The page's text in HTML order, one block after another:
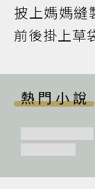
披上媽媽縫
前後掛上草
熱門小說